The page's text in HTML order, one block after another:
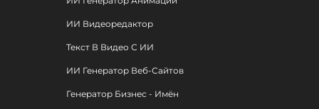
ИИ Видеоредактор
Текст В Видео С ИИ
ИИ Генератор Веб-Сайтов
Генератор Бизнес - Имён